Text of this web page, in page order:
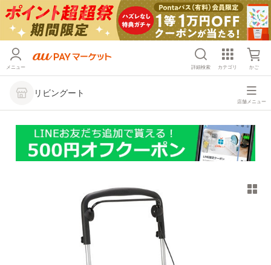
メニュー 詳細検索 カテゴリ かご
リビングート
店舗メニュー